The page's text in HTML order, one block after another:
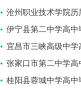
沧州职业技术学院历
伊宁县第二中学高中
宜昌市三峡高级中
张家口市第二中学
桂阳县蓉城中学高中